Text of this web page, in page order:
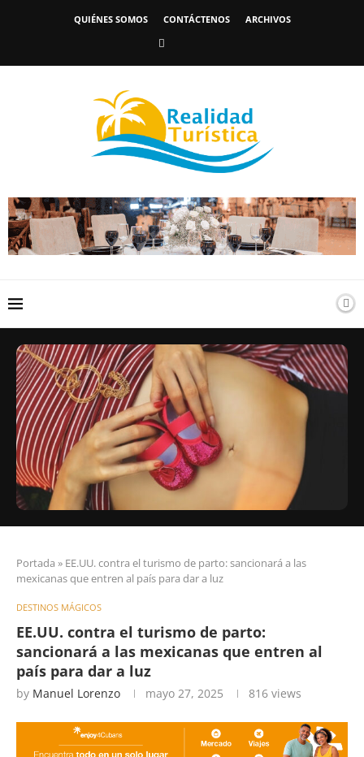
QUIÉNES SOMOS CONTÁCTENOS ARCHIVOS
Portada » EE.UU. contra el turismo de parto: sancionará a las
mexicanas que entren al país para dar a luz
DESTINOS MÁGICOS
EE.UU. contra el turismo de parto:
sancionará a las mexicanas que entren al
país para dar a luz
by Manuel Lorenzo mayo 27, 2025 816 views